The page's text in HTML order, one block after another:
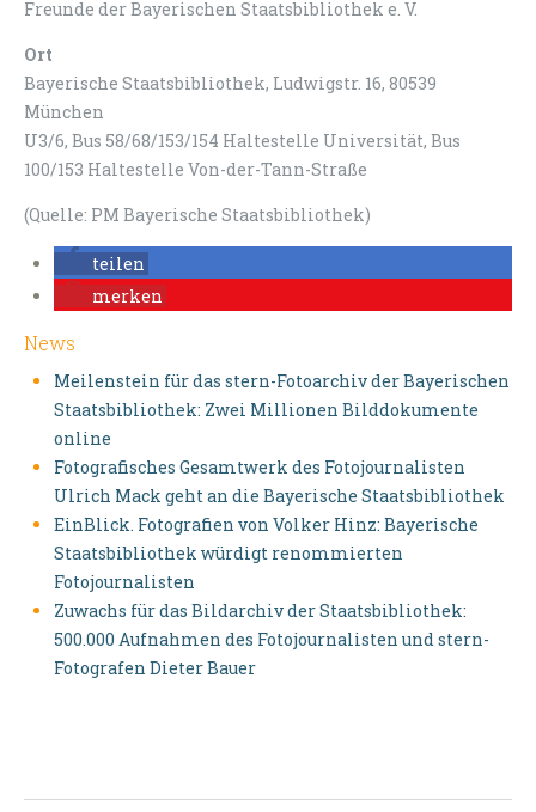
Freunde der Bayerischen Staatsbibliothek e. V.
Ort
Bayerische Staatsbibliothek, Ludwigstr. 16, 80539
München
U3/6, Bus 58/68/153/154 Haltestelle Universität, Bus
100/153 Haltestelle Von-der-Tann-Straße
(Quelle: PM Bayerische Staatsbibliothek)
teilen
merken
News
Meilenstein für das stern-Fotoarchiv der Bayerischen
Staatsbibliothek: Zwei Millionen Bilddokumente
online
Fotografisches Gesamtwerk des Fotojournalisten
Ulrich Mack geht an die Bayerische Staatsbibliothek
EinBlick. Fotografien von Volker Hinz: Bayerische
Staatsbibliothek würdigt renommierten
Fotojournalisten
Zuwachs für das Bildarchiv der Staatsbibliothek:
500.000 Aufnahmen des Fotojournalisten und stern-
Fotografen Dieter Bauer